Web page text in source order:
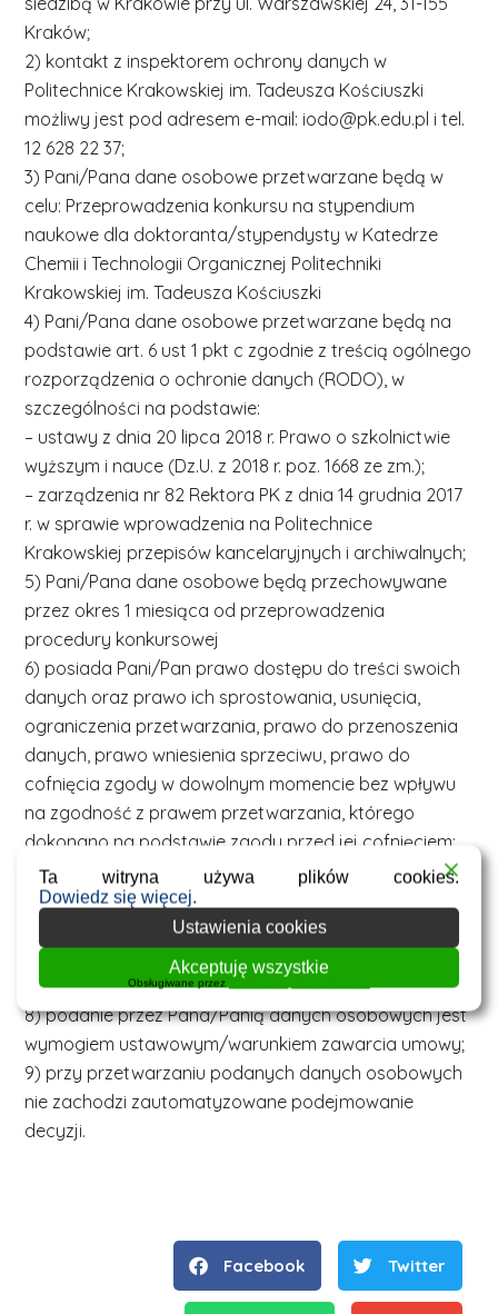
Kraków;
2) kontakt z inspektorem ochrony danych w
Politechnice Krakowskiej im. Tadeusza Kościuszki
możliwy jest pod adresem e-mail: iodo@pk.edu.pl i tel.
12 628 22 37;
3) Pani/Pana dane osobowe przetwarzane będą w
celu: Przeprowadzenia konkursu na stypendium
naukowe dla doktoranta/stypendysty w Katedrze
Chemii i Technologii Organicznej Politechniki
Krakowskiej im. Tadeusza Kościuszki
4) Pani/Pana dane osobowe przetwarzane będą na
podstawie art. 6 ust 1 pkt c zgodnie z treścią ogólnego
rozporządzenia o ochronie danych (RODO), w
szczególności na podstawie:
– ustawy z dnia 20 lipca 2018 r. Prawo o szkolnictwie
wyższym i nauce (Dz.U. z 2018 r. poz. 1668 ze zm.);
– zarządzenia nr 82 Rektora PK z dnia 14 grudnia 2017
r. w sprawie wprowadzenia na Politechnice
Krakowskiej przepisów kancelaryjnych i archiwalnych;
5) Pani/Pana dane osobowe będą przechowywane
przez okres 1 miesiąca od przeprowadzenia
procedury konkursowej
6) posiada Pani/Pan prawo dostępu do treści swoich
danych oraz prawo ich sprostowania, usunięcia,
ograniczenia przetwarzania, prawo do przenoszenia
danych, prawo wniesienia sprzeciwu, prawo do
cofnięcia zgody w dowolnym momencie bez wpływu
na zgodność z prawem przetwarzania, którego
dokonano na podstawie zgody przed jej cofnięciem;
7) ma Pan/Pani prawo wniesienia skargi do PUODO,
gdy uzna Pani/Pan, iż przetwarzanie danych
osobowych Pani/Pana dotyczących narusza przepisy
ogólnego rozporządzenia o ochronie danych
osobowych z dnia 27 kwietnia 2016 r.;
8) podanie przez Pana/Panią danych osobowych jest
wymogiem ustawowym/warunkiem zawarcia umowy;
9) przy przetwarzaniu podanych danych osobowych
nie zachodzi zautomatyzowane podejmowanie
decyzji.
Facebook Twitter
Ta witryna używa plików cookies.
Dowiedz się więcej.
Ustawienia cookies
Akceptuję wszystkie
Obsługiwane przez WPLP Compliance Platform